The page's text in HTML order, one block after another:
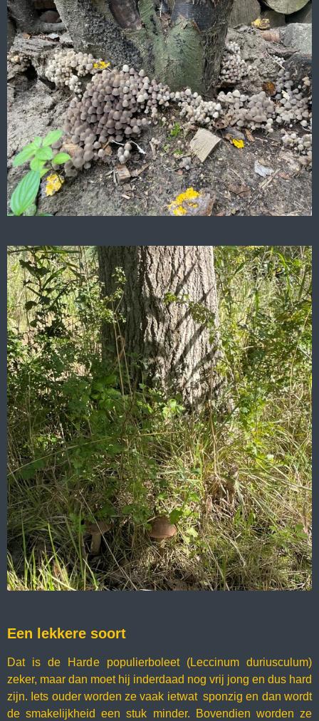
Een lekkere soort
Dat is de Harde populierboleet (Leccinum duriusculum)
zeker, maar dan moet hij inderdaad nog vrij jong en dus hard
zijn. Iets ouder worden ze vaak ietwat sponzig en dan wordt
de smakelijkheid een stuk minder. Bovendien worden ze